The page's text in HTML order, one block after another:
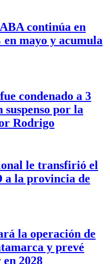
continúa en
mayo y acumula
condenado a 3
suspenso por la
Rodrigo
le transfirió el
la provincia de
la operación de
y prevé
2028